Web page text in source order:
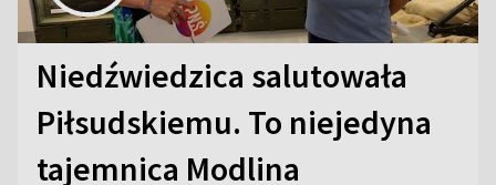
Niedźwiedzica salutowała
Piłsudskiemu. To niejedyna
tajemnica Modlina